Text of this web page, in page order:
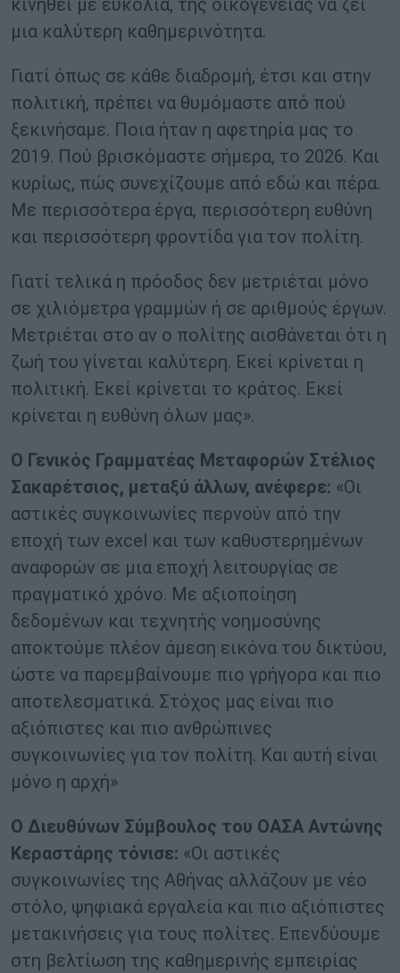
κινηθεί με ευκολία, της οικογένειας να ζει
μια καλύτερη καθημερινότητα.
Γιατί όπως σε κάθε διαδρομή, έτσι και στην
πολιτική, πρέπει να θυμόμαστε από πού
ξεκινήσαμε. Ποια ήταν η αφετηρία μας το
2019. Πού βρισκόμαστε σήμερα, το 2026. Και
κυρίως, πώς συνεχίζουμε από εδώ και πέρα.
Με περισσότερα έργα, περισσότερη ευθύνη
και περισσότερη φροντίδα για τον πολίτη.
Γιατί τελικά η πρόοδος δεν μετριέται μόνο
σε χιλιόμετρα γραμμών ή σε αριθμούς έργων.
Μετριέται στο αν ο πολίτης αισθάνεται ότι η
ζωή του γίνεται καλύτερη. Εκεί κρίνεται η
πολιτική. Εκεί κρίνεται το κράτος. Εκεί
κρίνεται η ευθύνη όλων μας».
Ο Γενικός Γραμματέας Μεταφορών Στέλιος
Σακαρέτσιος, μεταξύ άλλων, ανέφερε: «Οι
αστικές συγκοινωνίες περνούν από την
εποχή των excel και των καθυστερημένων
αναφορών σε μια εποχή λειτουργίας σε
πραγματικό χρόνο. Με αξιοποίηση
δεδομένων και τεχνητής νοημοσύνης
αποκτούμε πλέον άμεση εικόνα του δικτύου,
ώστε να παρεμβαίνουμε πιο γρήγορα και πιο
αποτελεσματικά. Στόχος μας είναι πιο
αξιόπιστες και πιο ανθρώπινες
συγκοινωνίες για τον πολίτη. Και αυτή είναι
μόνο η αρχή»
Ο Διευθύνων Σύμβουλος του ΟΑΣΑ Αντώνης
Κεραστάρης τόνισε: «Οι αστικές
συγκοινωνίες της Αθήνας αλλάζουν με νέο
στόλο, ψηφιακά εργαλεία και πιο αξιόπιστες
μετακινήσεις για τους πολίτες. Επενδύουμε
στη βελτίωση της καθημερινής εμπειρίας